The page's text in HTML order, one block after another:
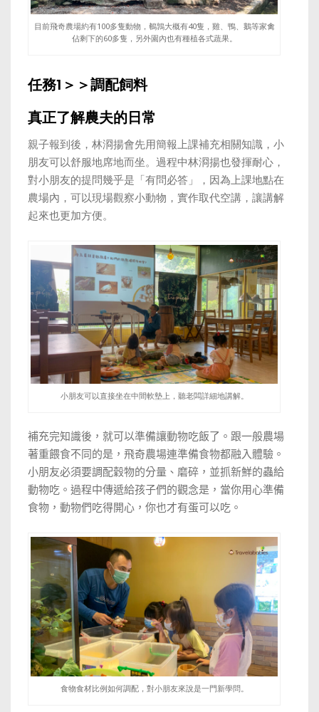
目前飛奇農場約有100多隻動物，鵪鶉大概有40隻，雞、鴨、鵝等家禽
佔剩下的60多隻，另外園內也有種植各式蔬果。
任務1＞＞調配飼料
真正了解農夫的日常
親子報到後，林浻揚會先用簡報上課補充相關知識，小
朋友可以舒服地席地而坐。過程中林浻揚也發揮耐心，
對小朋友的提問幾乎是「有問必答」，因為上課地點在
農場內，可以現場觀察小動物，實作取代空講，讓講解
起來也更加方便。
小朋友可以直接坐在中間軟墊上，聽老闆詳細地講解。
補充完知識後，就可以準備讓動物吃飯了。跟一般農場
著重餵食不同的是，飛奇農場連準備食物都融入體驗。
小朋友必須要調配穀物的分量、磨碎，並抓新鮮的蟲給
動物吃。過程中傳遞給孩子們的觀念是，當你用心準備
食物，動物們吃得開心，你也才有蛋可以吃。
食物食材比例如何調配，對小朋友來說是一門新學問。